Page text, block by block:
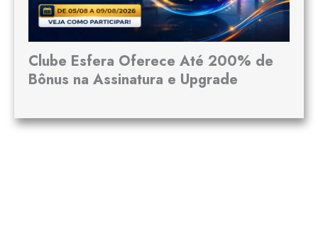
Clube Esfera Oferece Até 200% de
Bônus na Assinatura e Upgrade